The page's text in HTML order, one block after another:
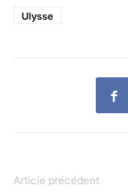
Ulysse
Article précédent